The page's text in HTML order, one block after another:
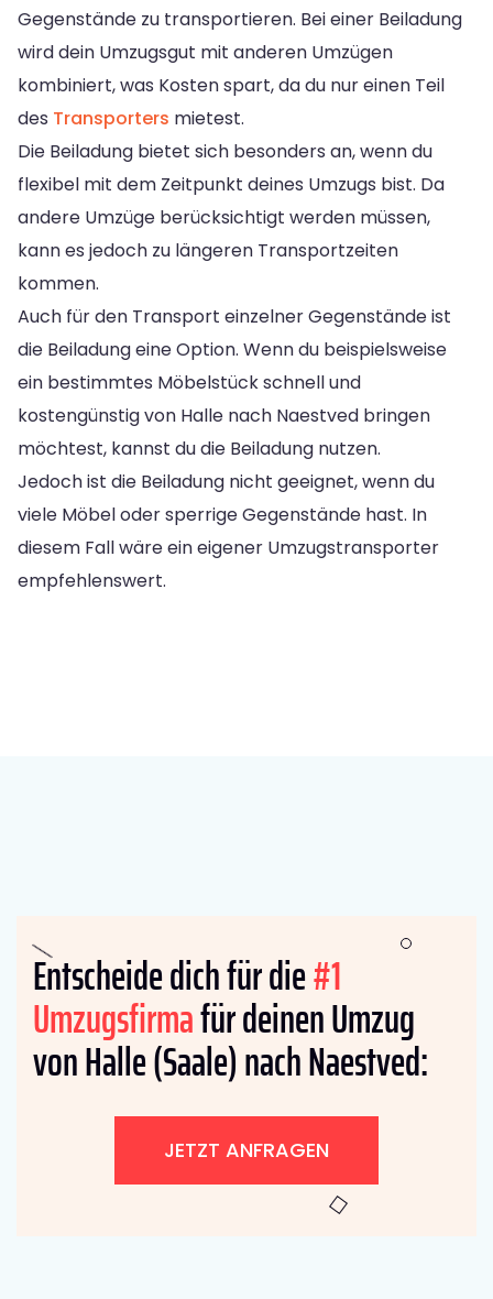
Gegenstände zu transportieren. Bei einer Beiladung
wird dein Umzugsgut mit anderen Umzügen
kombiniert, was Kosten spart, da du nur einen Teil
des Transporters mietest.
Die Beiladung bietet sich besonders an, wenn du
flexibel mit dem Zeitpunkt deines Umzugs bist. Da
andere Umzüge berücksichtigt werden müssen,
kann es jedoch zu längeren Transportzeiten
kommen.
Auch für den Transport einzelner Gegenstände ist
die Beiladung eine Option. Wenn du beispielsweise
ein bestimmtes Möbelstück schnell und
kostengünstig von Halle nach Naestved bringen
möchtest, kannst du die Beiladung nutzen.
Jedoch ist die Beiladung nicht geeignet, wenn du
viele Möbel oder sperrige Gegenstände hast. In
diesem Fall wäre ein eigener Umzugstransporter
empfehlenswert.
Entscheide dich für die#1
Umzugsfirmafür deinen Umzug
von Halle (Saale) nach Naestved:
JETZT ANFRAGEN